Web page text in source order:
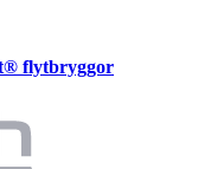
flytbryggor